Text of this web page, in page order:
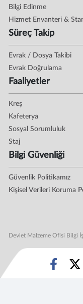
Bilgi Edinme
Hizmet Envanteri &
Süreç Takip
Evrak / Dosya Takibi
Evrak Doğrulama
Faaliyetler
Kreş
Kafeterya
Sosyal Sorumluluk
Staj
Bilgi Güvenliği
Güvenlik Politikamız
Kişisel Verileri Koruma
Devlet Malzeme Ofisi Bilgi